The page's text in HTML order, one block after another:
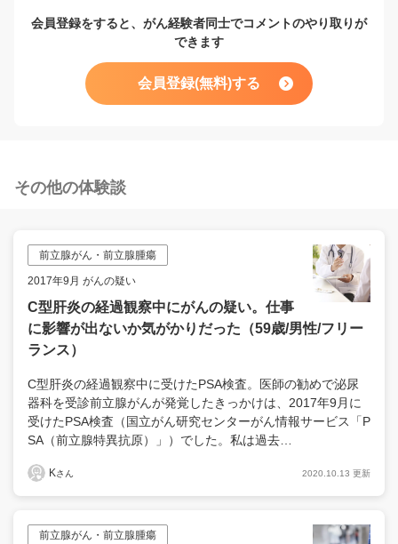
会員登録をすると、がん経験者同士でコメントのやり取りが
できます
会員登録(無料)する
その他の体験談
前立腺がん・前立腺腫瘍
2017年9月 がんの疑い
C型肝炎の経過観察中にがんの疑い。仕事
に影響が出ないか気がかりだった（59歳/男性/フリー
ランス）
C型肝炎の経過観察中に受けたPSA検査。医師の勧めで泌尿
器科を受診前立腺がんが発覚したきっかけは、2017年9月に
受けたPSA検査（国立がん研究センターがん情報サービス「P
SA（前立腺特異抗原）」）でした。私は過去…
Kさん 2020.10.13 更新
前立腺がん・前立腺腫瘍